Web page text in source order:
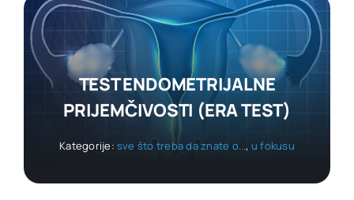
TEST ENDOMETRIJALNE
PRIJEMČIVOSTI (ERA TEST)
Kategorije: sve što treba da znate o..., u fokusu